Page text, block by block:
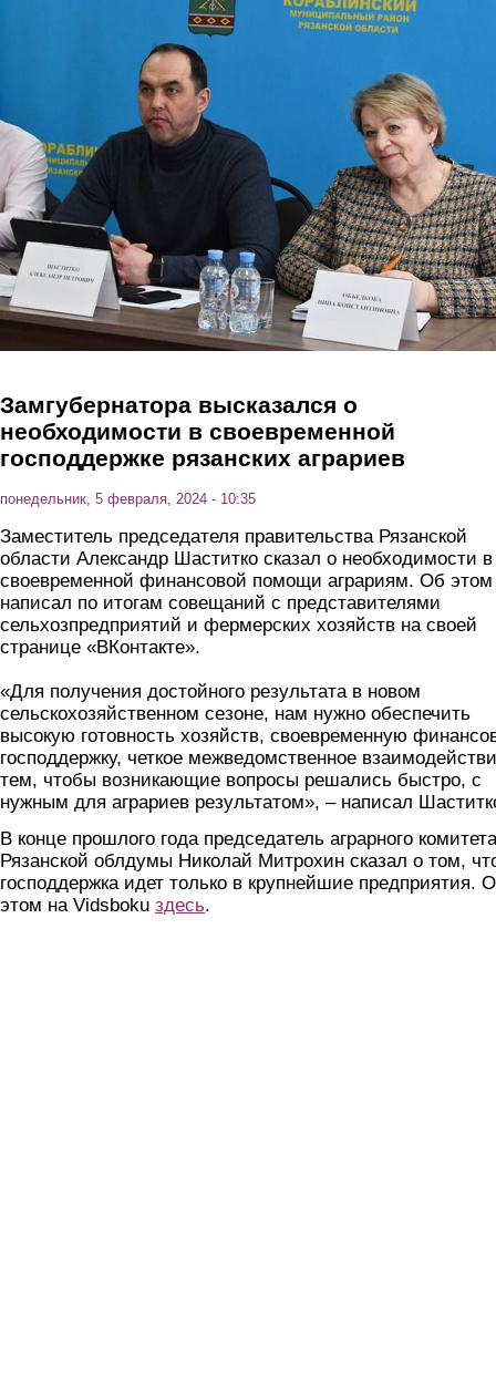
Перейти к основному содержанию
Замгубернатора высказался о
необходимости в своевременной
господдержке рязанских аграриев
понедельник, 5 февраля, 2024 - 10:35
Заместитель председателя правительства Рязанской
области Александр Шаститко сказал о необходимости в
своевременной финансовой помощи аграриям. Об этом
написал по итогам совещаний с представителями
сельхозпредприятий и фермерских хозяйств на своей
странице «ВКонтакте».
«Для получения достойного результата в новом
сельскохозяйственном сезоне, нам нужно обеспечить
высокую готовность хозяйств, своевременную
господдержку, четкое межведомственное
тем, чтобы возникающие вопросы решались быстро, с
нужным для аграриев результатом», – написал
В конце прошлого года председатель аграрного комитета
Рязанской облдумы Николай Митрохин сказал о том,
господдержка идет только в крупнейшие предприятия.
этом на Vidsboku здесь.